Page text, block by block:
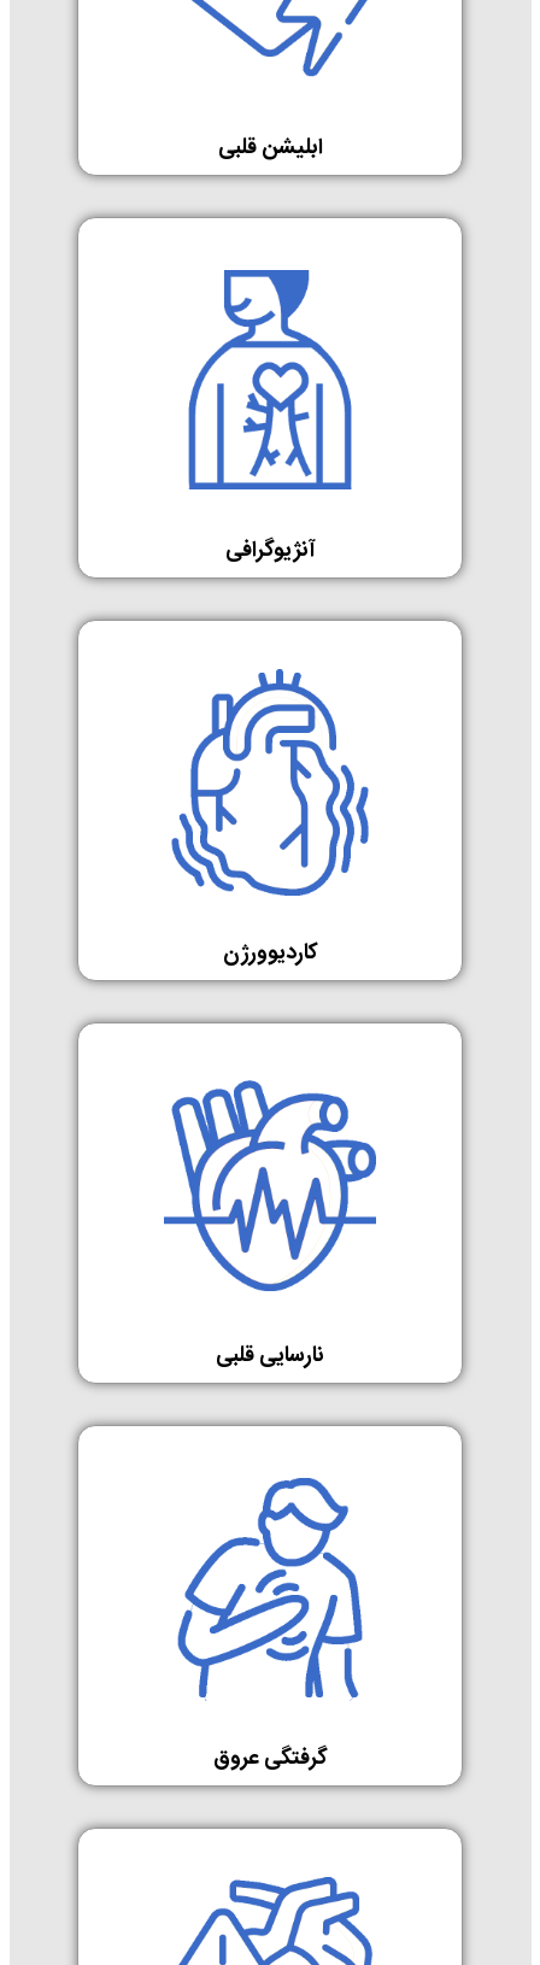
ابلیشن قلبی
آنژیوگرافی
کاردیوورژن
نارسایی قلبی
گرفتگی عروق